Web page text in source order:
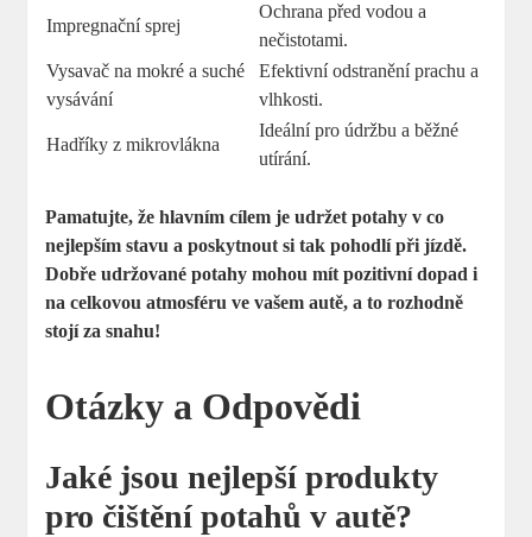
Impregnační sprej
Ochrana před vodou a
nečistotami.
Vysavač na mokré a suché
vysávání
Efektivní odstranění prachu a
vlhkosti.
Hadříky z mikrovlákna
Ideální pro údržbu a běžné
utírání.
Pamatujte, že hlavním cílem je udržet potahy v co
nejlepším stavu a poskytnout si tak pohodlí při jízdě.
Dobře udržované potahy mohou mít pozitivní dopad i
na celkovou atmosféru ve vašem autě, a to rozhodně
stojí za snahu!
Otázky a Odpovědi
Jaké jsou nejlepší produkty
pro čištění potahů v autě?